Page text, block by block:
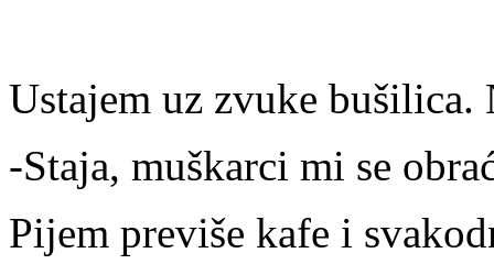
Ustajem uz zvuke bušilica.
-Staja, muškarci mi se
Pijem previše kafe i